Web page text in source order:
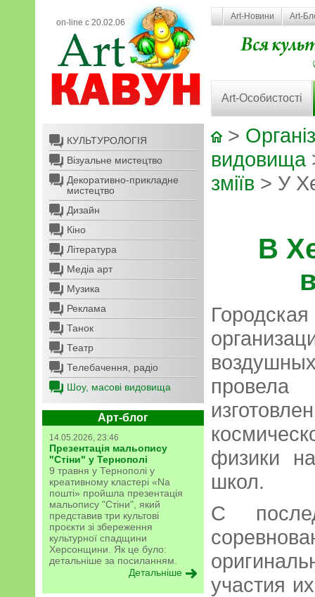
on-line с 20.02.06
Art-Новини Art-
Art-Особистості
КУЛЬТУРОЛОГІЯ
Візуальне мистецтво
Декоративно-прикладне
мистецтво
Дизайн
Кіно
Література
Медіа арт
Музика
Реклама
Танок
Театр
Телебачення, радіо
Шоу, масові видовища
Арт-блог
14.05.2026, 23:46
Презентація мальопису
"Стіни" у Тернополі
9 травня у Тернополі у
креативному кластері «Na
пошті» пройшла презентація
мальопису "Стіни", який
представив три культові
проєкти зі збереження
культурної спадщини
Херсонщини. Як це було:
детальніше за посиланням.
Детальніше
>
видовища
зміїв > У
В
физики
школ.
С
участия